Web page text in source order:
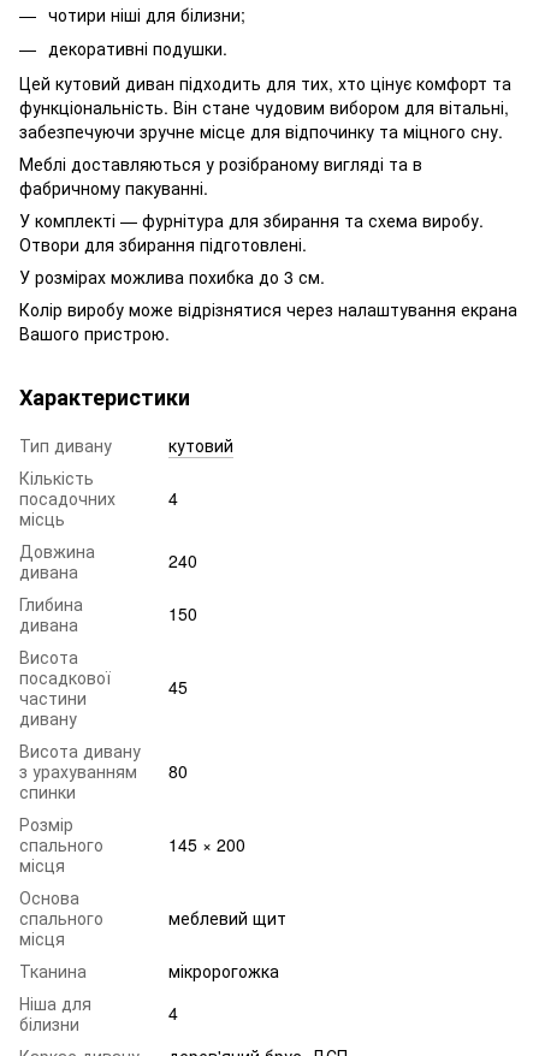
чотири ніші для білизни;
декоративні подушки.
Цей кутовий диван підходить для тих, хто цінує комфорт та
функціональність. Він стане чудовим вибором для вітальні,
забезпечуючи зручне місце для відпочинку та міцного сну.
Меблі доставляються у розібраному вигляді та в
фабричному пакуванні.
У комплекті — фурнітура для збирання та схема виробу.
Отвори для збирання підготовлені.
У розмірах можлива похибка до 3 см.
Колір виробу може відрізнятися через налаштування екрана
Вашого пристрою.
Характеристики
Тип дивану
кутовий
Кількість
посадочних
місць
4
Довжина
дивана
240
Глибина
дивана
150
Висота
посадкової
частини
дивану
45
Висота дивану
з урахуванням
спинки
80
Розмір
спального
місця
145 × 200
Основа
спального
місця
меблевий щит
Тканина
мікророгожка
Ніша для
білизни
4